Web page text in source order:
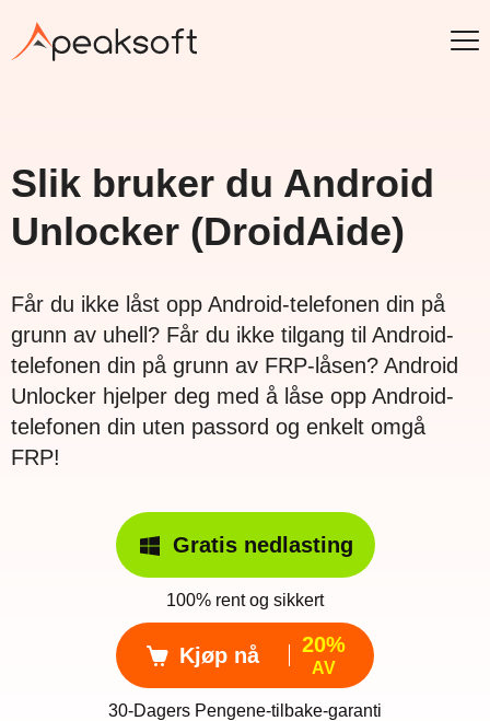
Slik bruker du Android
Unlocker (DroidAide)
Får du ikke låst opp Android-telefonen din på
grunn av uhell? Får du ikke tilgang til Android-
telefonen din på grunn av FRP-låsen? Android
Unlocker hjelper deg med å låse opp Android-
telefonen din uten passord og enkelt omgå
FRP!
Gratis nedlasting
100% rent og sikkert
Kjøp nå 20%
AV
30-Dagers Pengene-tilbake-garanti